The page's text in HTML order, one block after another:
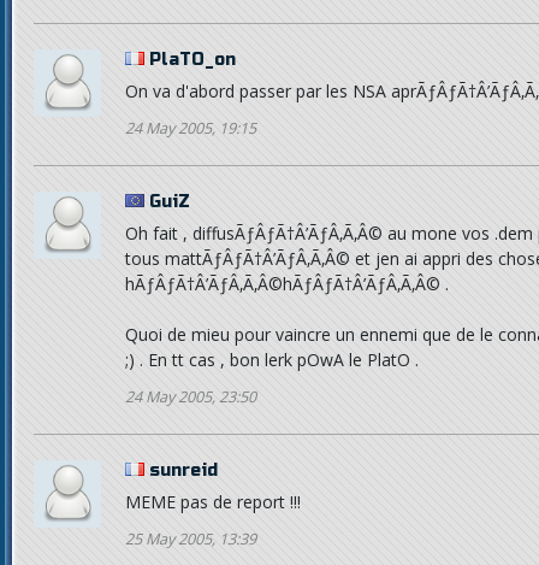
PlaTO_on
On va d'abord passer par les NSA
24 May 2005, 19:15
GuiZ
Oh fait , diffusÃƒÂƒÃ†Â’ÃƒÂ‚Ã‚Â© au mone vos
tous mattÃƒÂƒÃ†Â’ÃƒÂ‚Ã‚Â© et jen ai appri des
hÃƒÂƒÃ†Â’ÃƒÂ‚Ã‚Â©hÃƒÂƒÃ†Â’ÃƒÂ‚Ã‚Â© .
Quoi de mieu pour vaincre un ennemi que de le
;) . En tt cas , bon lerk pOwA le PlatO .
24 May 2005, 23:50
sunreid
MEME pas de report !!!
25 May 2005, 13:39